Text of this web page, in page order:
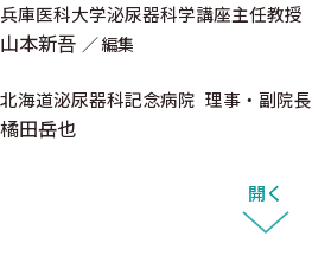
2．β3作動薬
3．抗コリン薬
5．PDE5阻害薬
6．利尿薬
兵庫医科大学泌尿器科学講座主任教授
山本新吾 編集
北海道泌尿器科記念病院 理事・副院長
橘田岳也
開く